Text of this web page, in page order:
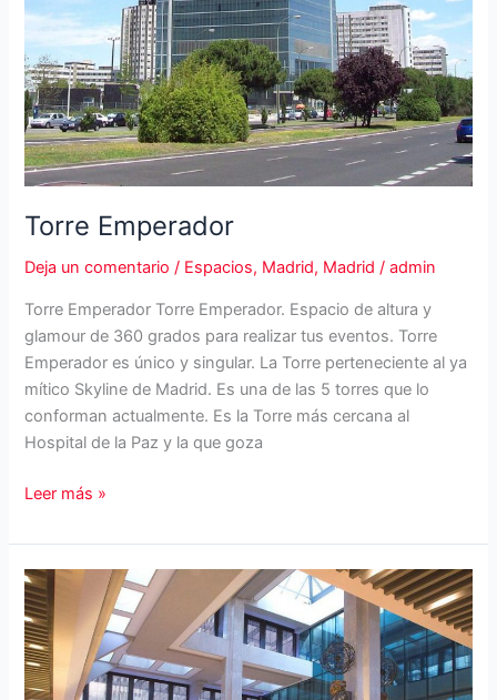
Torre Emperador
Deja un comentario / Espacios, Madrid, Madrid /admin
Torre Emperador Torre Emperador. Espacio de altura y
glamour de 360 grados para realizar tus eventos. Torre
Emperador es único y singular. La Torre perteneciente al ya
mítico Skyline de Madrid. Es una de las 5 torres que lo
conforman actualmente. Es la Torre más cercana al
Hospital de la Paz y la que goza
Torre
Leer más »